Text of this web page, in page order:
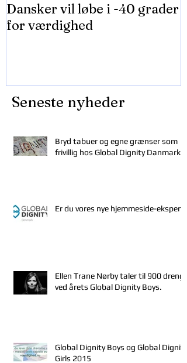
Dansker vil løbe i -40 grader
for værdighed
Seneste nyheder
Bryd tabuer og egne grænser som
frivillig hos Global Dignity Danmark
Er du vores nye hjemmeside-ekspert?
Ellen Trane Nørby taler til 900 drenge
ved årets Global Dignity Boys.
Global Dignity Boys og Global Dignity
Girls 2015